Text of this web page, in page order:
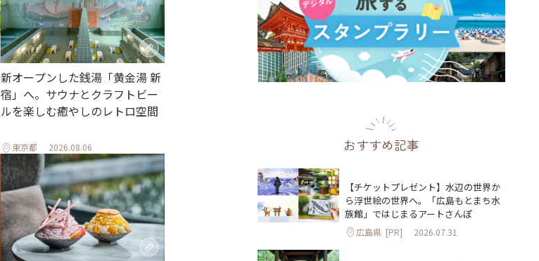
新オープンした銭湯「黄金湯 新
宿」へ。サウナとクラフトビー
ルを楽しむ癒やしのレトロ空間
東京都 2026.08.06 おすすめ記事
【チケットプレゼント】水辺の世界か
ら浮世絵の世界へ。「広島もとまち水
族館」ではじまるアートさんぽ
広島県 [PR] 2026.07.31